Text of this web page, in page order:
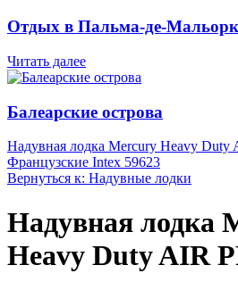
Отдых в Пальма-де-
Читать далее
Балеарские острова
Надувная лодка Mercury Heavy Duty
Французские Intex 59623
Вернуться к: Надувные лодки
Надувная лодка
Heavy Duty AIR